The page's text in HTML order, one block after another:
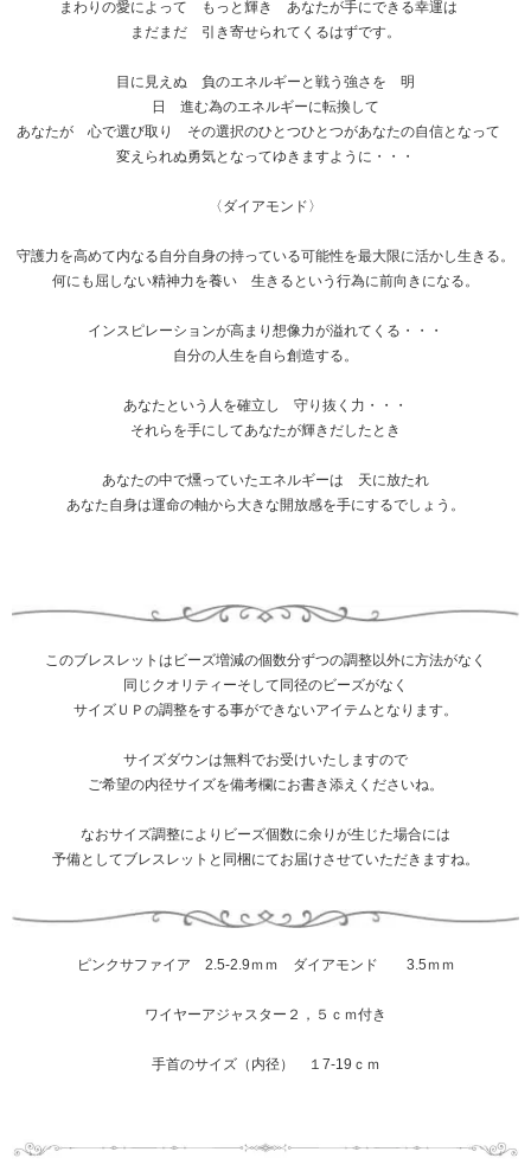
まわりの愛によって もっと輝き あなたが手にできる幸運は
まだまだ 引き寄せられてくるはずです。
目に見えぬ 負のエネルギーと戦う強さを 明
日 進む為のエネルギーに転換して
あなたが 心で選び取り その選択のひとつひとつがあなたの自信となって
変えられぬ勇気となってゆきますように・・・
〈ダイアモンド〉
守護力を高めて内なる自分自身の持っている可能性を最大限に活かし生きる。
何にも屈しない精神力を養い 生きるという行為に前向きになる。
インスピレーションが高まり想像力が溢れてくる・・・
自分の人生を自ら創造する。
あなたという人を確立し 守り抜く力・・・
それらを手にしてあなたが輝きだしたとき
あなたの中で燻っていたエネルギーは 天に放たれ
あなた自身は運命の軸から大きな開放感を手にするでしょう。
このブレスレットはビーズ増減の個数分ずつの調整以外に方法がなく
同じクオリティーそして同径のビーズがなく
サイズＵＰの調整をする事ができないアイテムとなります。
サイズダウンは無料でお受けいたしますので
ご希望の内径サイズを備考欄にお書き添えくださいね。
なおサイズ調整によりビーズ個数に余りが生じた場合には
予備としてブレスレットと同梱にてお届けさせていただきますね。
ピンクサファイア 2.5-2.9ｍｍ ダイアモンド 3.5ｍｍ
ワイヤーアジャスター２，５ｃｍ付き
手首のサイズ（内径） １7-19ｃｍ